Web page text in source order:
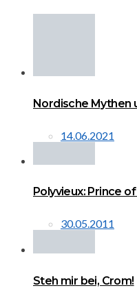
Nordische Mythen
14.06.2021
Polyvieux: Prince
30.05.2011
Steh mir bei, Crom!